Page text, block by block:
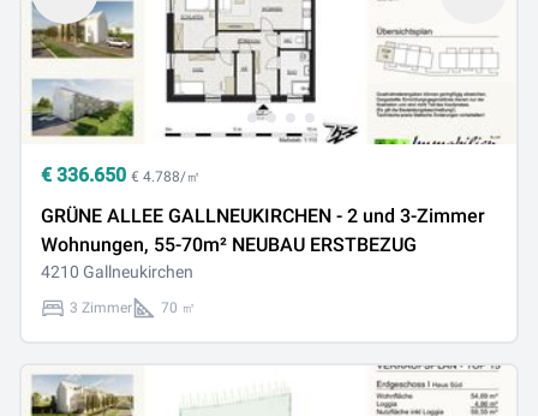
€ 336.650 € 4.788/㎡
GRÜNE ALLEE GALLNEUKIRCHEN - 2 und 3-Zimmer
Wohnungen, 55-70m² NEUBAU ERSTBEZUG
4210 Gallneukirchen
3 Zimmer 70 ㎡